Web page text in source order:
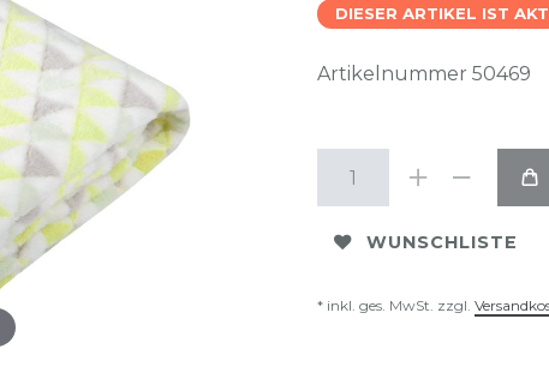
DIESER ARTIKEL IST
Artikelnummer 50469
WUNSCHLISTE
* inkl. ges. MwSt. zzgl.